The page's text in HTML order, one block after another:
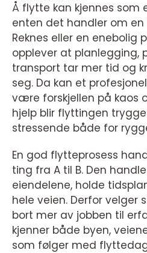
Å flytte kan kjennes som
enten det handler om
Reknes eller en enebolig
opplever at planlegging,
transport tar mer tid og
seg. Da kan et
være forskjellen på kaos
hjelp blir flyttingen
stressende både for
En god flytteprosess
ting fra A til B. Den
eiendelene, holde
hele veien. Derfor velger
bort mer av jobben til
kjenner både byen,
som følger med